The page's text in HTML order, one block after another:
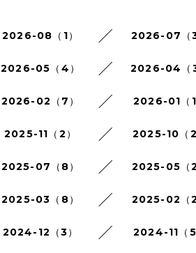
2026-08（1） 2026-07（3
2026-05（4） 2026-04（3
2026-02（7） 2026-01（1
2025-11（2） 2025-10（2
2025-07（8） 2025-05（2
2025-03（8） 2025-02（2
2024-12（3） 2024-11（5